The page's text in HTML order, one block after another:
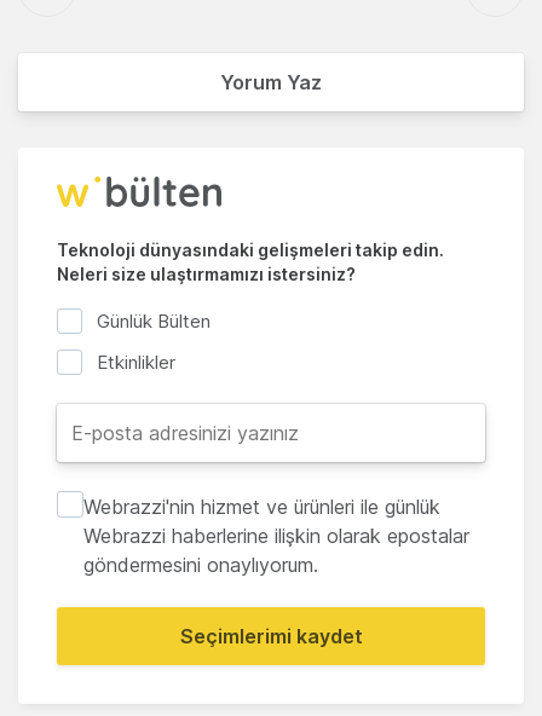
Yorum Yaz
Teknoloji dünyasındaki gelişmeleri takip edin.
Neleri size ulaştırmamızı istersiniz?
Günlük Bülten
Etkinlikler
Webrazzi'nin hizmet ve ürünleri ile günlük
Webrazzi haberlerine ilişkin olarak epostalar
göndermesini onaylıyorum.
Seçimlerimi kaydet